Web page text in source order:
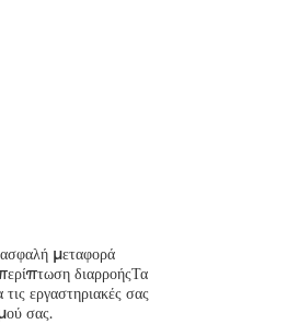
μεταφορά
διαρροήςΤα
εργαστηριακές σας
σας.